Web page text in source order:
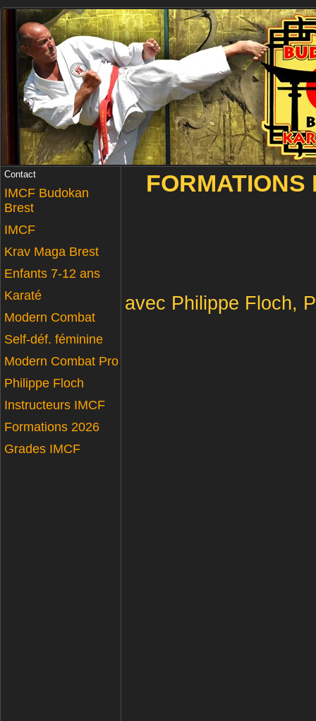
Contact
IMCF Budokan
Brest
IMCF
Krav Maga Brest
Enfants 7-12 ans
Karaté
Modern Combat
Self-déf. féminine
Modern Combat Pro
Philippe Floch
Instructeurs IMCF
Formations 2026
Grades IMCF
avec Philippe Floch,